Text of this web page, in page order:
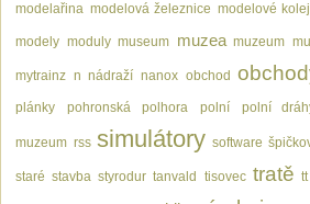
modelařina modelová železnice modelové
modely moduly museum muzea muzeum
mytrainz n nádraží nanox obchod
plánky pohronská polhora polní polní
muzeum rss simulátory software
staré stavba styrodur tanvald tisovec tratě tt